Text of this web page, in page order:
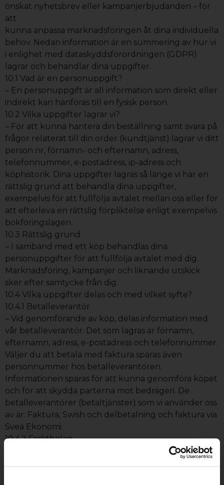
önskat nyhetsbrev eller kampanjerbjudanden – för
att
kunna anpassa marknadsföringen åt dina individuella
behov. Nedan information är en summering av hur vi
i enlighet med dataskyddsförordningen (GDPR)
lagrar och behandlar dina uppgifter.
10.1 Vad är en personuppgift?
– En personuppgift är all information som direkt eller
indirekt kan hänföras till en fysisk person.
10.2 Vilka uppgifter lagrar vi?
– För att kunna hantera din beställning samt svara på
frågor relaterat till din order (kundtjänst) lagrar vi ditt
person nr, förnamn- och efternamn, adress,
telefonnummer, e-postadress, ip-adress och
köphistorik. Dina uppgifter lagras så länge vi har en
rättslig grund att behandla dina uppgifter,
exempelvis för att fullfölja avtalet mellan oss eller för
att efterleva en rättslig förpliktelse enligt exempelvis
bokföringslagen.
10.3 Rättslig grund
– I samband med ett köp behandlas dina
personuppgifter för att fullfölja avtalet med dig.
Marknadsföring, kampanjer och liknande utskick
sker efter samtycke från dig.
10.4 Vilka uppgifter delas och med vilket syfte?
10.4.1 Betalleverantör
– Vid genomförande av köp, delas information med
vår betalleverantör. Det som lagras är förnamn,
efternamn, adress, e-postadress och telefonnummer.
Väljer du att betala med faktura sparas även
personnummer hos betalleverantören.
Informationen sparas för att kunna genomföra köpet
och för att skydda parterna mot bedrägeri. De
betalleverantörer (betaltjänster) som vi använder oss
av är: Faktura, Swish och delbetalning och faktura via
Svea Ekonomi.
10.4.2 Fraktbolag
– För att kunna leverera dina beställningar och